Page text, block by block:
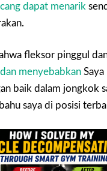
dapat menarik
fleksor pinggul
menyebabkan
baik dalam jongkok
saya di posisi